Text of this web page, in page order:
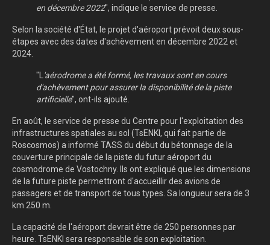
en décembre 2022", indique le service de presse.
Selon la société d'État, le projet d'aéroport prévoit deux sous-
étapes avec des dates d'achèvement en décembre 2022 et
2024.
"L'aérodrome a été formé, les travaux sont en cours
d'achèvement pour assurer la disponibilité de la piste
artificielle", ont-ils ajouté.
En août, le service de presse du Centre pour l'exploitation des
infrastructures spatiales au sol (TsENKI, qui fait partie de
Roscosmos) a informé TASS du début du bétonnage de la
couverture principale de la piste du futur aéroport du
cosmodrome de Vostochny. Ils ont expliqué que les dimensions
de la future piste permettront d'accueillir des avions de
passagers et de transport de tous types. Sa longueur sera de 3
km 250 m.
La capacité de l'aéroport devrait être de 250 personnes par
heure. TsENKI sera responsable de son exploitation.